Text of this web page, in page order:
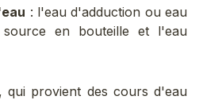
: l'eau d'adduction ou eau
en bouteille et l'eau
qui provient des cours d'eau